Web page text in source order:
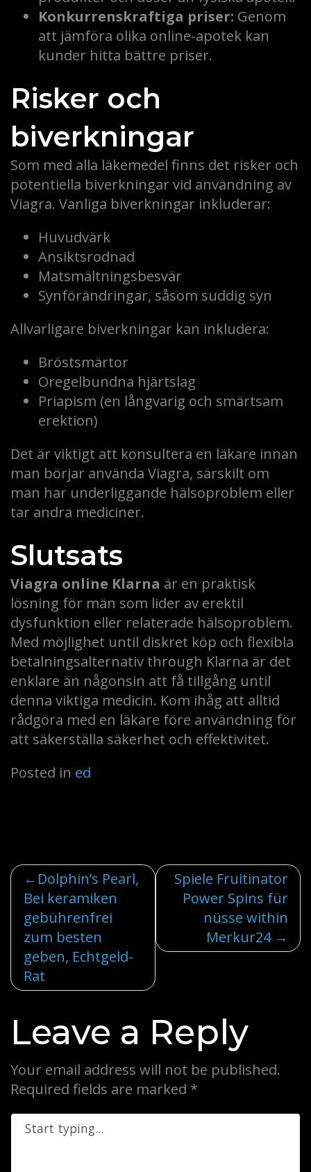
Konkurrenskraftiga priser: Genom
att jämföra olika online-apotek kan
kunder hitta bättre priser.
Risker och
biverkningar
Som med alla läkemedel finns det risker och
potentiella biverkningar vid användning av
Viagra. Vanliga biverkningar inkluderar:
Huvudvärk
Ansiktsrodnad
Matsmältningsbesvär
Synförändringar, såsom suddig syn
Allvarligare biverkningar kan inkludera:
Bröstsmärtor
Oregelbundna hjärtslag
Priapism (en långvarig och smärtsam
erektion)
Det är viktigt att konsultera en läkare innan
man börjar använda Viagra, särskilt om
man har underliggande hälsoproblem eller
tar andra mediciner.
Slutsats
Viagra online Klarna är en praktisk
lösning för män som lider av erektil
dysfunktion eller relaterade hälsoproblem.
Med möjlighet until diskret köp och flexibla
betalningsalternativ through Klarna är det
enklare än någonsin att få tillgång until
denna viktiga medicin. Kom ihåg att alltid
rådgöra med en läkare före användning för
att säkerställa säkerhet och effektivitet.
Posted in ed
Post
navigation
Dolphin’s Pearl,
Bei keramiken
gebührenfrei
zum besten
geben, Echtgeld-
Rat
Spiele Fruitinator
Power Spins für
nüsse within
Merkur24
Leave a Reply
Your email address will not be published.
Required fields are marked *